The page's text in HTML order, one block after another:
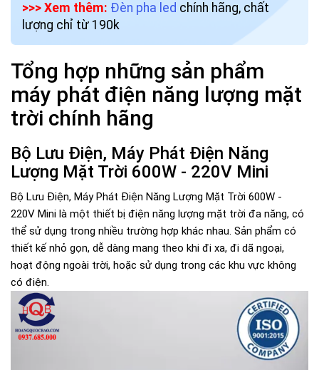
>>> Xem thêm: Đèn pha led chính hãng, chất
lượng chỉ từ 190k
Tổng hợp những sản phẩm
máy phát điện năng lượng mặt
trời chính hãng
Bộ Lưu Điện, Máy Phát Điện Năng
Lượng Mặt Trời 600W - 220V Mini
Bộ Lưu Điện, Máy Phát Điện Năng Lượng Mặt Trời 600W -
220V Mini là một thiết bị điện năng lượng mặt trời đa năng, có
thể sử dụng trong nhiều trường hợp khác nhau. Sản phẩm có
thiết kế nhỏ gọn, dễ dàng mang theo khi đi xa, đi dã ngoại,
hoạt động ngoài trời, hoặc sử dụng trong các khu vực không
có điện.